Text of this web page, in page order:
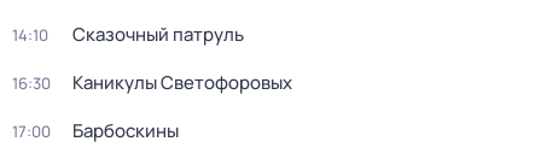
14:10 Сказочный патруль
16:30 Каникулы Светофоровых
17:00 Барбоскины